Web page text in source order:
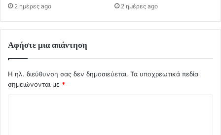
2 ημέρες ago 2 ημέρες ago
Αφήστε μια απάντηση
Η ηλ. διεύθυνση σας δεν δημοσιεύεται. Τα υποχρεωτικά πεδία
σημειώνονται με *